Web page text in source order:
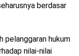
berdasar
pelanggaran hukum
nilai-nilai